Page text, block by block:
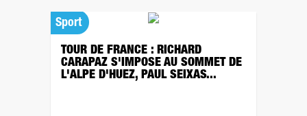
Sport
TOUR DE FRANCE : RICHARD
CARAPAZ S'IMPOSE AU SOMMET DE
L'ALPE D'HUEZ, PAUL SEIXAS...